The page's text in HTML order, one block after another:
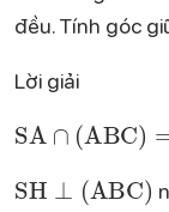
đều. Tính góc
Lời giải
SA ABC =A
ABC